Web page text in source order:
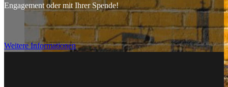
Engagement oder mit Ihrer Spende!
Weitere Informationen